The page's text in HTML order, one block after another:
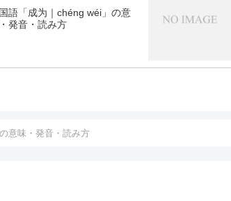
語「成为｜chéng wéi」の意
発音・読み方
意味・発音・読み方